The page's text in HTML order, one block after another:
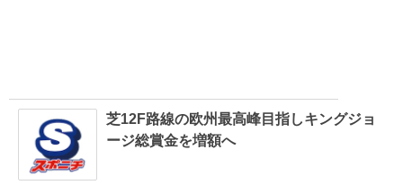
芝12F路線の欧州最高峰目指しキングジョ
ージ総賞金を増額へ